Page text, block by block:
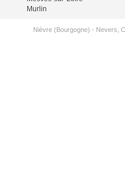
Murlin
Nièvre (Bourgogne) - Nevers